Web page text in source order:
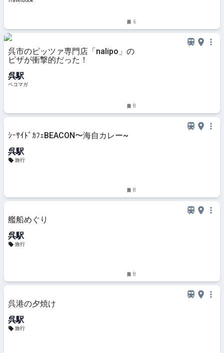
6
呉市のピッツァ専門店「nalipo」の
ピザが衝撃的だった！
呉駅
ペコマガ
8
ｼｰｻｲﾄﾞｶﾌｪBEACON〜海自カレー~
呉駅
旅行
8
艦船めぐり
呉駅
旅行
8
呉港の夕焼け
呉駅
旅行